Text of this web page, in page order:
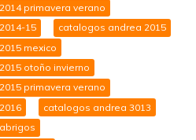
primavera verano
15
catalogos andrea 2015
mexico
otoño invierno
primavera verano
catalogos andrea 3013